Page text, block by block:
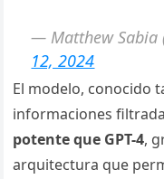
— Matthew Sabia
12, 2024
El modelo, conocido
informaciones
potente que GPT-4,
arquitectura que